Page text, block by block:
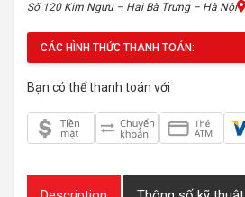
Số 120 Kim Ngưu – Hai Bà Trưng – Hà Nội
CÁC HÌNH THỨC THANH TOÁN:
Bạn có thể thanh toán với